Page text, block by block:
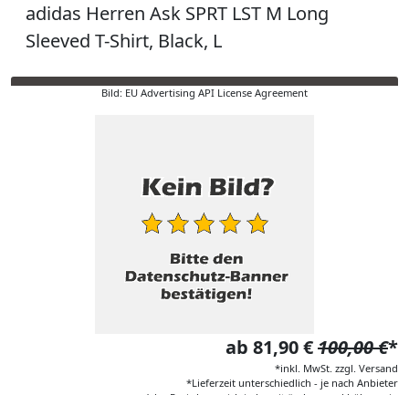
adidas Herren Ask SPRT LST M Long
Sleeved T-Shirt, Black, L
Bild: EU Advertising API License Agreement
ab 81,90 €100,00 €*
*inkl. MwSt. zzgl. Versand
*Lieferzeit unterschiedlich - je nach Anbieter